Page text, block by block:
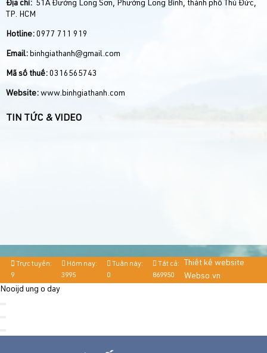
Địa chỉ: 51A Đường Long Sơn, Phường Long Bình, thành phố Thủ Đức,
TP. HCM
Hotline: 0977 711 919
Email: binhgiathanh@gmail.com
Mã số thuế: 0316565743
Website: www.binhgiathanh.com
TIN TỨC & VIDEO
Trực tuyến:
9
Hôm nay:
3995
Tuần này:
0
Tất cả:
869950
Thiết kế website
Webso.vn
Nooijd ung o day